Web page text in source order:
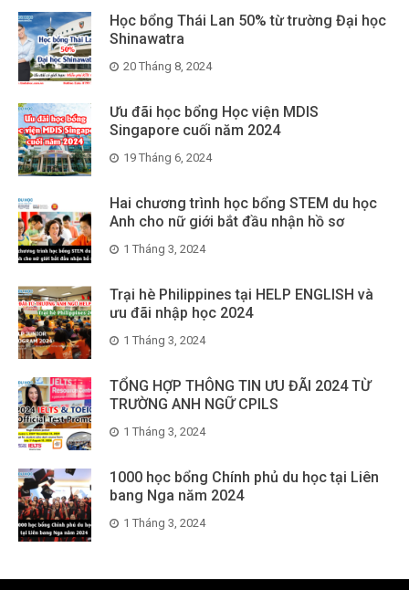
Học bổng Thái Lan 50% từ trường Đại học
Shinawatra
20 Tháng 8, 2024
Ưu đãi học bổng Học viện MDIS
Singapore cuối năm 2024
19 Tháng 6, 2024
Hai chương trình học bổng STEM du học
Anh cho nữ giới bắt đầu nhận hồ sơ
1 Tháng 3, 2024
Trại hè Philippines tại HELP ENGLISH và
ưu đãi nhập học 2024
1 Tháng 3, 2024
TỔNG HỢP THÔNG TIN ƯU ĐÃI 2024 TỪ
TRƯỜNG ANH NGỮ CPILS
1 Tháng 3, 2024
1000 học bổng Chính phủ du học tại Liên
bang Nga năm 2024
1 Tháng 3, 2024